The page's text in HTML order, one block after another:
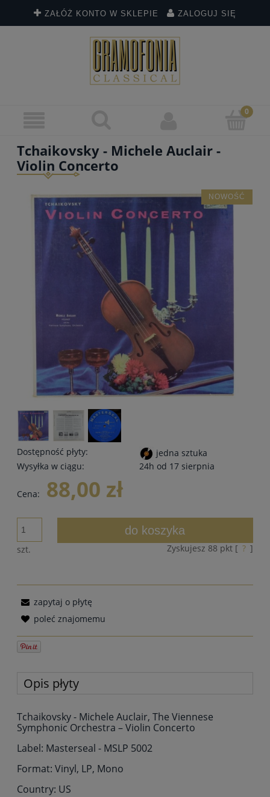
ZAŁÓŻ KONTO W SKLEPIE ZALOGUJ SIĘ
Tchaikovsky - Michele Auclair -
Violin Concerto
NOWOŚĆ
Dostępność płyty:
jedna sztuka
Wysyłka w ciągu:
24h od 17 sierpnia
Cena: 88,00 zł
szt.
do koszyka
Zyskujesz 88 pkt [ ? ]
zapytaj o płytę
poleć znajomemu
Opis płyty
Tchaikovsky - Michele Auclair, The Viennese
Symphonic Orchestra – Violin Concerto
Label: Masterseal - MSLP 5002
Format: Vinyl, LP, Mono
Country: US